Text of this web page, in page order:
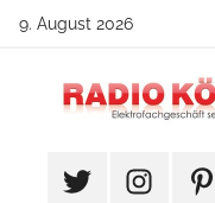
Zum
springen
9. August 2026
Radio
Lampenbau
#TwitterInstagram